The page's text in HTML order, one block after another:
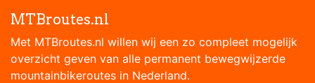
MTBroutes.nl
Met MTBroutes.nl willen wij een zo compleet mogelijk
overzicht geven van alle permanent bewegwijzerde
mountainbikeroutes in Nederland.